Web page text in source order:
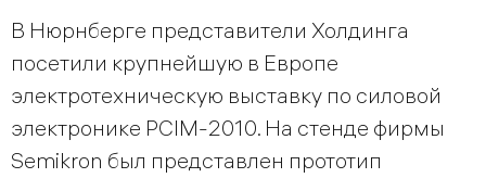
В Нюрнберге представители Холдинга
посетили крупнейшую в Европе
электротехническую выставку по силовой
электронике PCIM-2010. На стенде фирмы
Semikron был представлен прототип